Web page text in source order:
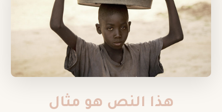
هذا النص هو مثال